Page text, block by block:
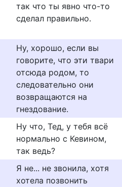
так что ты явно что-то
сделал правильно.
Ну, хорошо, если вы
говорите, что эти твари
отсюда родом, то
следовательно они
возвращаются на
гнездование.
Ну что, Тед, у тебя всё
нормально с Кевином,
так ведь?
Я не... не звонила, хотя
хотела позвонить